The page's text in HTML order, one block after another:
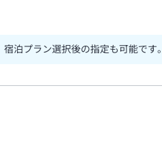
泊プラン選択後の指定も可能です。